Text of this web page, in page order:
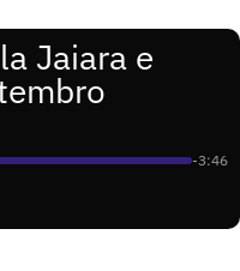
Jaiara e
-3:46